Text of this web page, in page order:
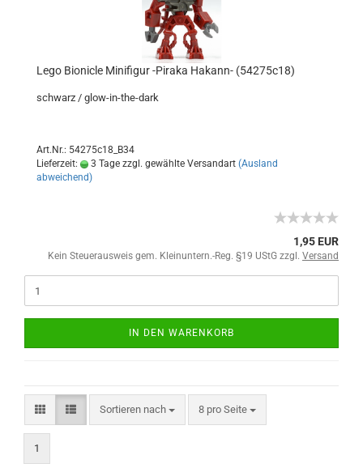
Lego Bionicle Minifigur -Piraka Hakann- (54275c18)
schwarz / glow-in-the-dark
Art.Nr.: 54275c18_B34
Lieferzeit:
3 Tage zzgl. gewählte Versandart (Ausland
abweichend)
1,95 EUR
Kein Steuerausweis gem. Kleinuntern.-Reg. §19 UStG zzgl. Versand
IN DEN WARENKORB
Sortieren nach 8 pro Seite
1